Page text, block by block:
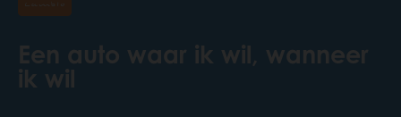
Een auto waar ik wil, wanneer
ik wil